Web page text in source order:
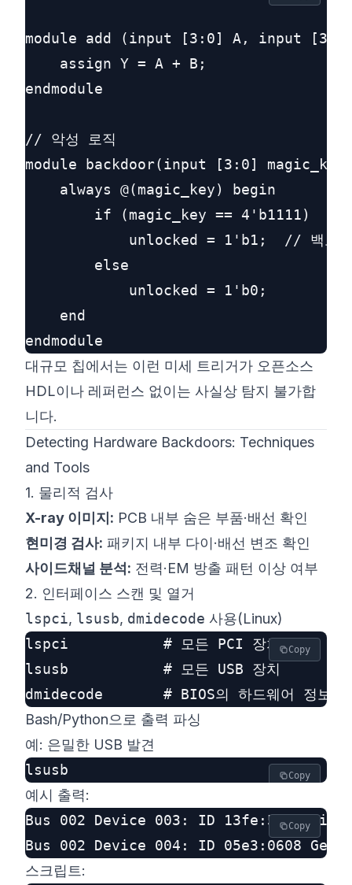
module add (input [3:0] A, input
    assign Y = A + B;
endmodule
// 악성 로직
module backdoor(input [3:0]
    always @(magic_key) begin
        if (magic_key == 4'b1111)
unlocked = 1'b1;  // 백도어
        else
            unlocked = 1'b0;
    end
대규모 칩에서는 이런 미세 트리거가 오픈소스
HDL이나 레퍼런스 없이는 사실상 탐지 불가합
니다.
Detecting Hardware Backdoors: Techniques
and Tools
1. 물리적 검사
X-ray 이미지: PCB 내부 숨은 부품·배선 확인
현미경 검사: 패키지 내부 다이·배선 변조 확인
사이드채널 분석: 전력·EM 방출 패턴 이상 여부
2. 인터페이스 스캔 및 열거
lspci, lsusb, dmidecode 사용(Linux)
lspci           # 모든 PCI 장치
lsusb           # 모든 USB 장치
Copy
Bash/Python으로 출력 파싱
예: 은밀한 USB 발견
Copy
예시 출력:
Bus 002 Device 003: ID 13fe:5500 Copy
스크립트: